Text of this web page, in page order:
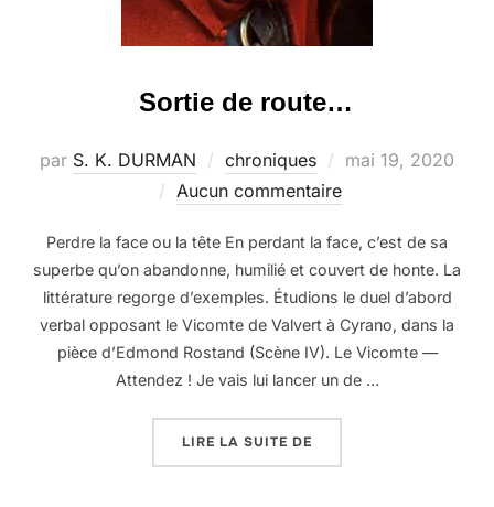
Sortie de route…
par S. K. DURMAN chroniques
Publié
mai 19, 2020
Aucun commentaire
Perdre la face ou la tête En perdant la face, c’est de sa
superbe qu’on abandonne, humilié et couvert de honte. La
littérature regorge d’exemples. Étudions le duel d’abord
verbal opposant le Vicomte de Valvert à Cyrano, dans la
pièce d’Edmond Rostand (Scène IV). Le Vicomte —
Attendez ! Je vais lui lancer un de …
LIRE LA SUITE DE